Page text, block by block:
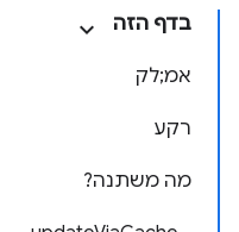
בדף הזה
אמ;לק
רקע
מה משתנה?